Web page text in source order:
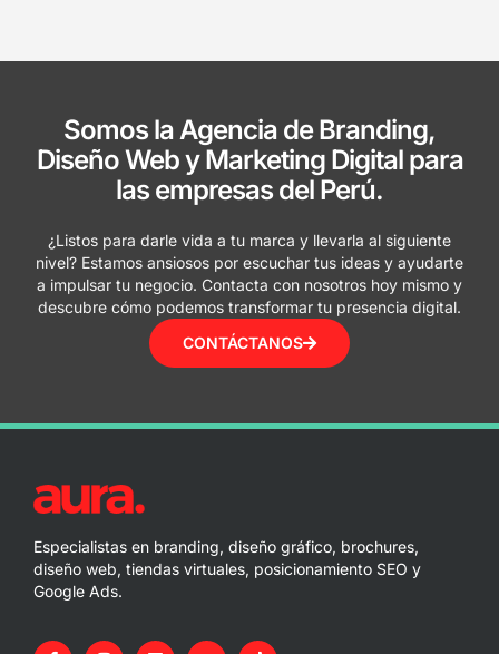
Somos la Agencia de Branding,
Diseño Web y Marketing Digital para
las empresas del Perú.
¿Listos para darle vida a tu marca y llevarla al siguiente
nivel? Estamos ansiosos por escuchar tus ideas y ayudarte
a impulsar tu negocio. Contacta con nosotros hoy mismo y
descubre cómo podemos transformar tu presencia digital.
CONTÁCTANOS
Especialistas en branding, diseño gráfico, brochures,
diseño web, tiendas virtuales, posicionamiento SEO y
Google Ads.